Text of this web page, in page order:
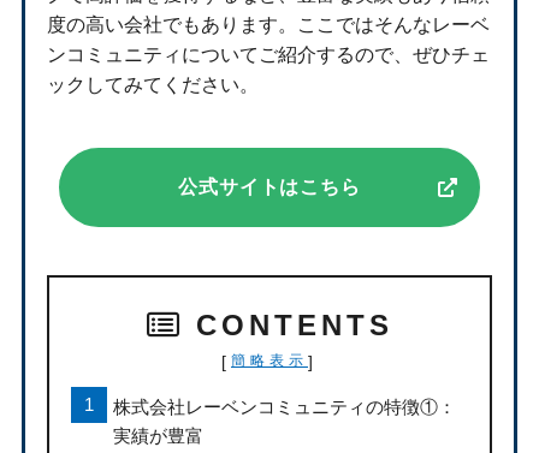
度の高い会社でもあります。ここではそんなレーベ
ンコミュニティについてご紹介するので、ぜひチェ
ックしてみてください。
公式サイトはこちら
CONTENTS
[ 簡略表示 ]
株式会社レーベンコミュニティの特徴①：
実績が豊富